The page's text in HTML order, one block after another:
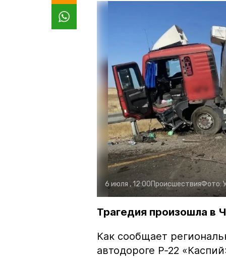
6 июля , 12:00ПроисшествияФото:
Трагедия произошла в
Как сообщает
автодороге Р‑22